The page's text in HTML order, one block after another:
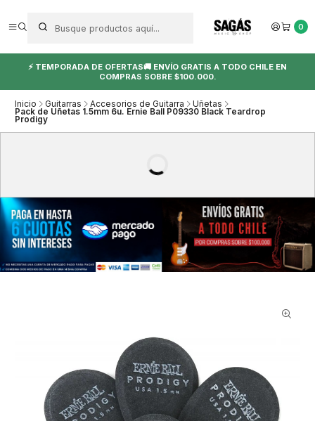
0
⚡ TEMPORADA DE OFERTAS🚚 ENVÍO GRATIS A TODO CHILE EN
COMPRAS SOBRE $100.000.
Inicio Guitarras Accesorios de Guitarra Uñetas
Pack de Uñetas 1.5mm 6u. Ernie Ball P09330 Black Teardrop
Prodigy